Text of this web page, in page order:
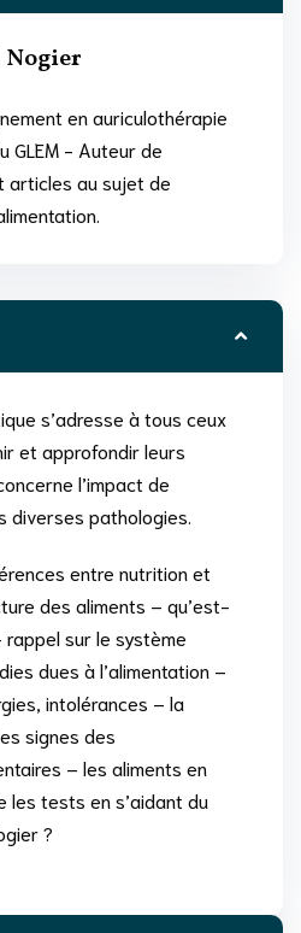
Nogier
en auriculothérapie
GLEM - Auteur de
articles au sujet de
s’adresse à tous ceux
et approfondir leurs
l’impact de
diverses pathologies.
entre nutrition et
des aliments – qu’est-
rappel sur le système
dues à l’alimentation –
intolérances – la
signes des
– les aliments en
les tests en s’aidant du
?